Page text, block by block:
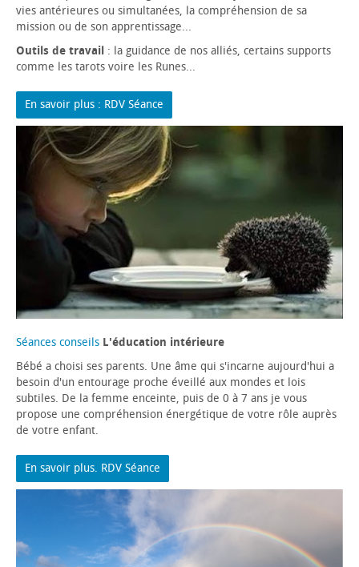
vies antérieures ou simultanées, la compréhension de sa
mission ou de son apprentissage...
Outils de travail : la guidance de nos alliés, certains supports
comme les tarots voire les Runes...
En savoir plus : RDV Séance
Séances conseils L'éducation intérieure
Bébé a choisi ses parents. Une âme qui s'incarne aujourd'hui a
besoin d'un entourage proche éveillé aux mondes et lois
subtiles. De la femme enceinte, puis de 0 à 7 ans je vous
propose une compréhension énergétique de votre rôle auprès
de votre enfant.
En savoir plus. RDV Séance